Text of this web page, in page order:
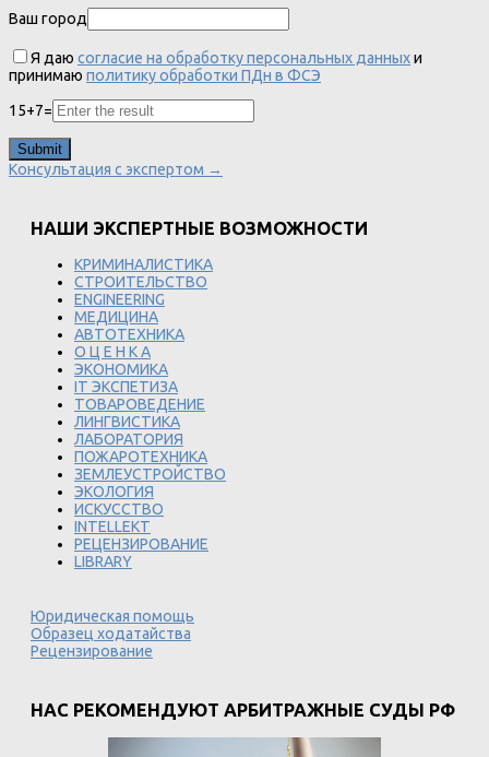
Ваш город
Я даю согласие на обработку персональных данныхи
принимаю политику обработки ПДн в ФСЭ
15+7=
Консультация с экспертом →
НАШИ ЭКСПЕРТНЫЕ ВОЗМОЖНОСТИ
КРИМИНАЛИСТИКА
СТРОИТЕЛЬСТВО
ENGINEERING
МЕДИЦИНА
АВТОТЕХНИКА
О Ц Е Н К А
ЭКОНОМИКА
IT ЭКСПЕТИЗА
ТОВАРОВЕДЕНИЕ
ЛИНГВИСТИКА
ЛАБОРАТОРИЯ
ПОЖАРОТЕХНИКА
ЗЕМЛЕУСТРОЙСТВО
ЭКОЛОГИЯ
ИСКУССТВО
INTELLEKT
РЕЦЕНЗИРОВАНИЕ
LIBRARY
Юридическая помощь
Образец ходатайства
Рецензирование
НАС РЕКОМЕНДУЮТ АРБИТРАЖНЫЕ СУДЫ РФ